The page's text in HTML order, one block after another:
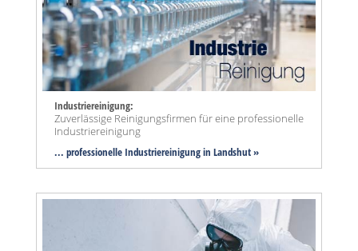
Industriereinigung:
Zuverlässige Reinigungsfirmen für eine professionelle
Industriereinigung
... professionelle Industriereinigung in Landshut »